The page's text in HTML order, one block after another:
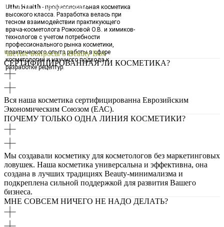
Uthn Health - профессиональная косметика
высокого класса. Разработка велась при
тесном взаимодействии практикующего
врача-косметолога Рожковой О.В. и химиков-
технологов с учетом потребности
профессионального рынка косметики,
практического опыта работы в сфере
косметологии и научного подхода к
разработке рецептур.
Получить презентацию
Частые вопросы о Beauty Box
СЕРТИФИЦИРОВАННАЯ ЛИ КОСМЕТИКА?
Вся наша косметика сертифицированна Еврозийским
Экономическим Союзом (ЕАС).
ПОЧЕМУ ТОЛЬКО ОДНА ЛИНИЯ КОСМЕТИКИ?
Мы создавали косметику для косметологов без маркетинговых
ловушек. Наша косметика универсальна и эффективна, она
создана в лучших традициях Beauty-минимализма и
подкреплена сильной поддержкой для развития Вашего
бизнеса.
МНЕ СОВСЕМ НИЧЕГО НЕ НАДО ДЕЛАТЬ?